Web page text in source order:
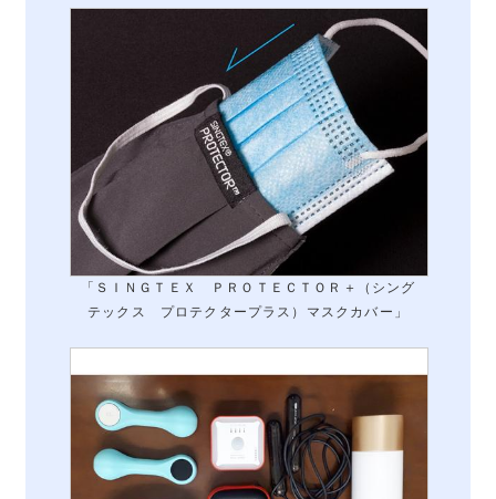
「ＳＩＮＧＴＥＸ ＰＲＯＴＥＣＴＯＲ＋（シング
テックス プロテクタープラス）マスクカバー」